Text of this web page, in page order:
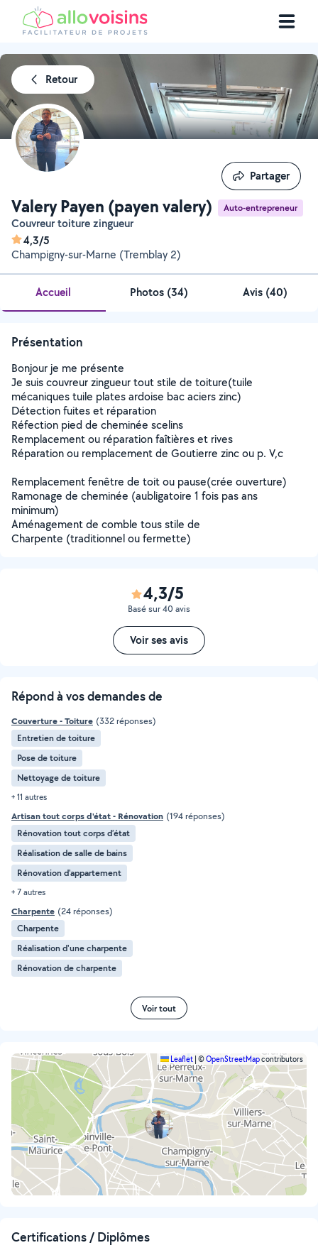
Retour
Valery Payen (payen valery) Auto-entrepreneur
Couvreur toiture zingueur
4,3/5
Champigny-sur-Marne (Tremblay 2)
Partager
Partager
Accueil Photos (34) Avis (40)
Présentation
Bonjour je me présente
Je suis couvreur zingueur tout stile de toiture(tuile
mécaniques tuile plates ardoise bac aciers zinc)
Détection fuites et réparation
Réfection pied de cheminée scelins
Remplacement ou réparation faîtières et rives
Réparation ou remplacement de Goutierre zinc ou p. V,c
Remplacement fenêtre de toit ou pause(crée ouverture)
Ramonage de cheminée (aubligatoire 1 fois pas ans
minimum)
Aménagement de comble tous stile de
Charpente (traditionnel ou fermette)
4,3/5
Basé sur 40 avis
Voir ses avis
Répond à vos demandes de
Couverture - Toiture (332 réponses)
Entretien de toiture
Pose de toiture
Nettoyage de toiture
+ 11 autres
Artisan tout corps d'état - Rénovation (194 réponses)
Rénovation tout corps d’état
Réalisation de salle de bains
Rénovation d'appartement
+ 7 autres
Charpente (24 réponses)
Charpente
Réalisation d'une charpente
Rénovation de charpente
Voir tout
Leaflet ©OpenStreetMapcontributors
Certifications / Diplômes